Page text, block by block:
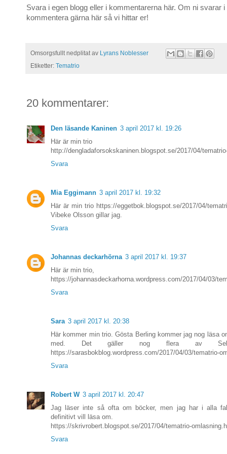
Svara i egen blogg eller i kommentarerna här. Om ni svarar i
kommentera gärna här så vi hittar er!
Omsorgsfullt nedplitat av Lyrans Noblesser
Etiketter: Tematrio
20 kommentarer:
Den läsande Kaninen 3 april 2017 kl. 19:26
Här är min trio
http://dengladaforsokskaninen.blogspot.se/2017/04/
Svara
Mia Eggimann 3 april 2017 kl. 19:32
Här är min trio https://eggetbok.blogspot.se/2017/04/
Vibeke Olsson gillar jag.
Svara
Johannas deckarhörna 3 april 2017 kl. 19:37
Här är min trio,
https://johannasdeckarhorna.wordpress.com/2017/04/03/
Svara
Sara 3 april 2017 kl. 20:38
Här kommer min trio. Gösta Berling kommer jag nog läsa
med. Det gäller nog flera av
https://sarasbokblog.wordpress.com/2017/04/03/tematrio-
Svara
Robert W 3 april 2017 kl. 20:47
Jag läser inte så ofta om böcker, men jag har i alla
definitivt vill läsa om.
https://skrivrobert.blogspot.se/2017/04/tematrio-
Svara